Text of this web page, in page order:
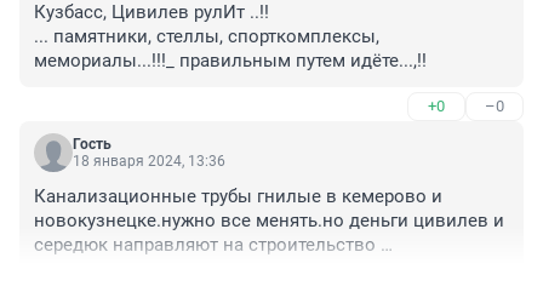
Кузбасс, Цивилев рулИт ..!!
... памятники, стеллы, спорткомплексы,
мемориалы...!!!_ правильным путем идёте...,!!
+0 –0
Гость
18 января 2024, 13:36
Канализационные трубы гнилые в кемерово и
новокузнецке.нужно все менять.но деньги цивилев и
середюк направляют на строительство